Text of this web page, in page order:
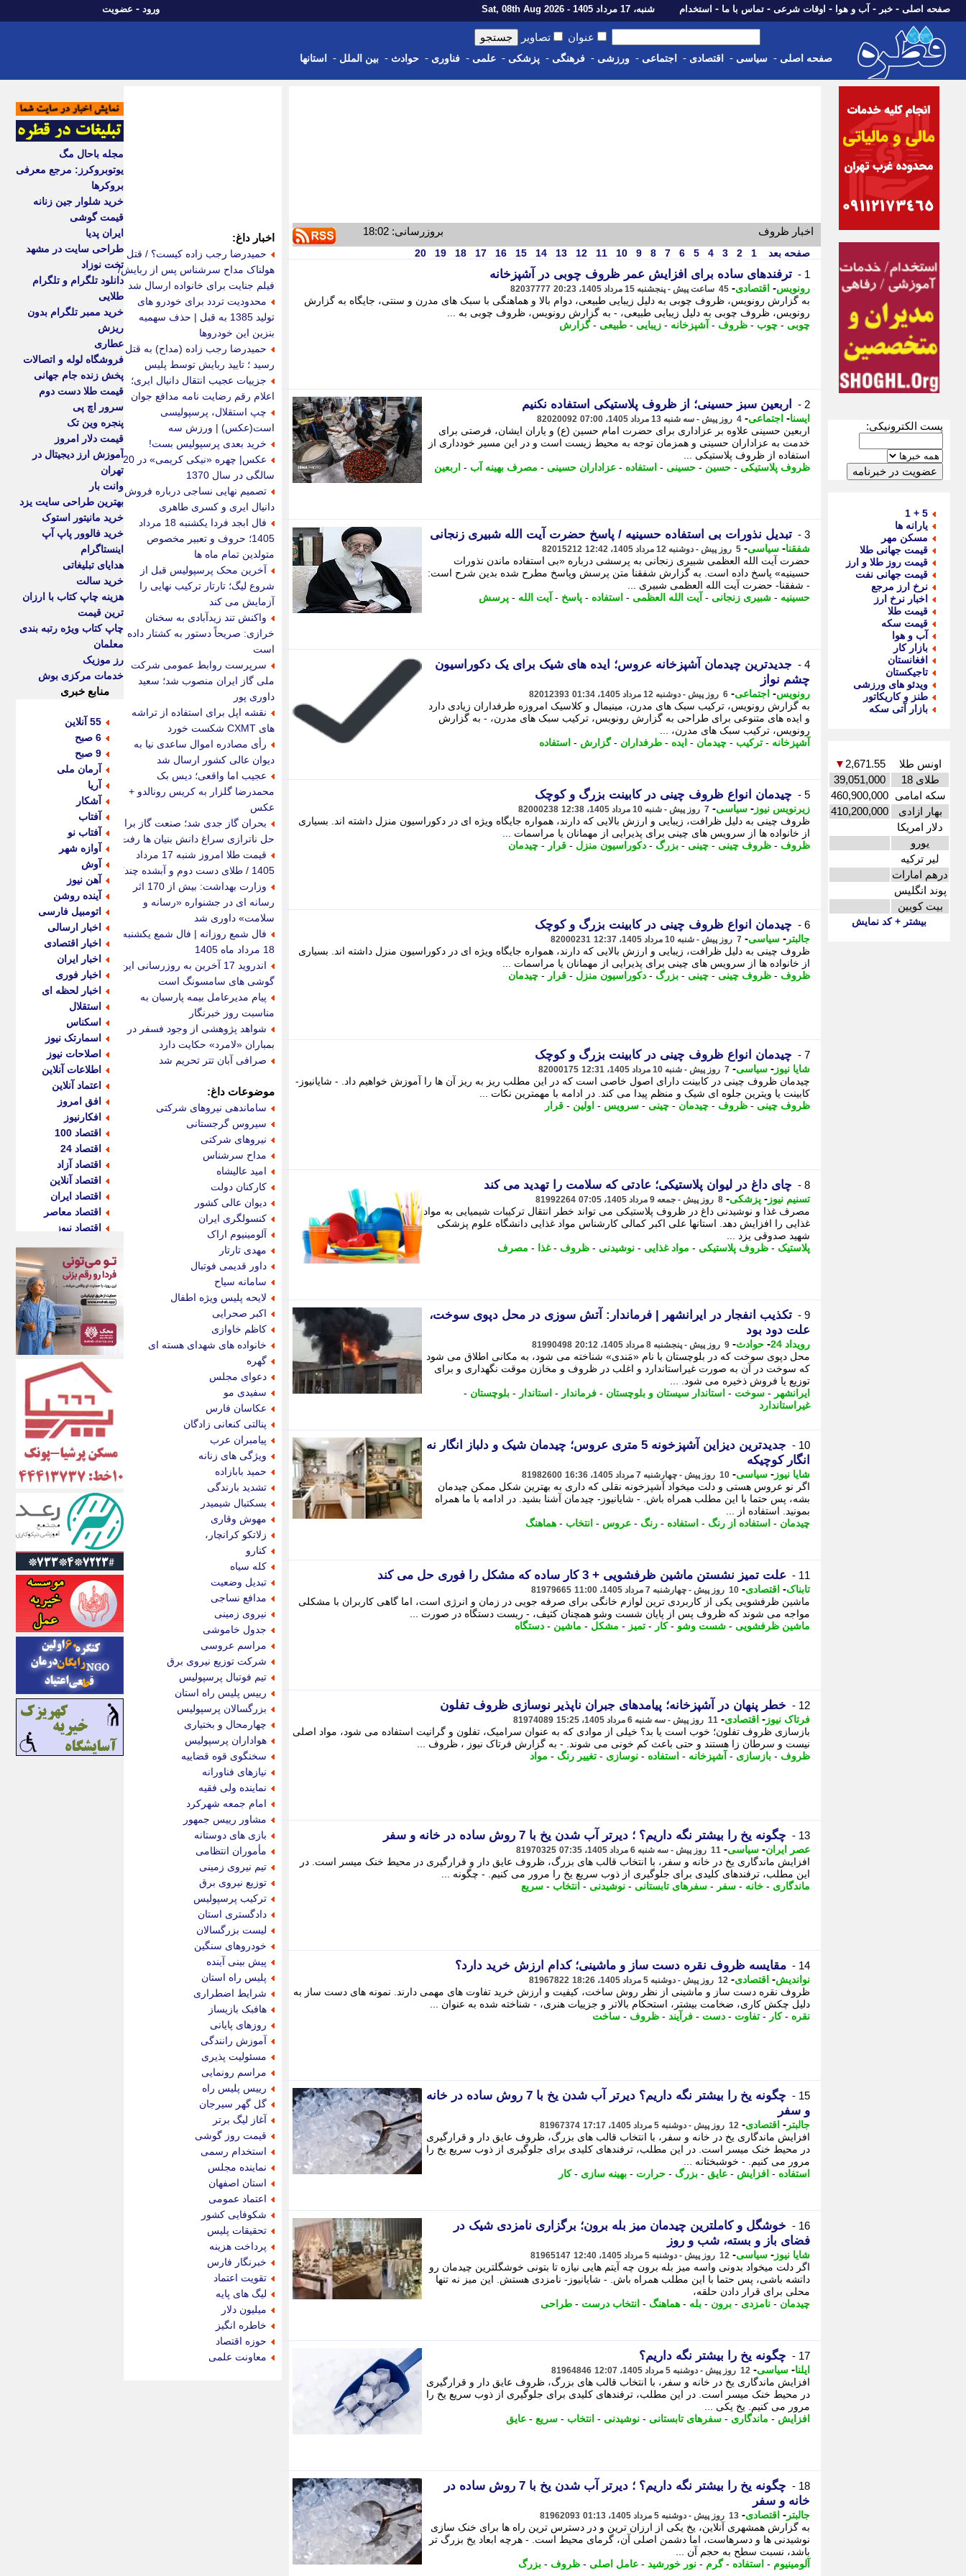
صفحه اصلی - خبر - آب و هوا - اوقات شرعی - تماس با ما - استخدام شنبه، 17 مرداد 1405 - Sat, 08th Aug 2026 ورود - عضویت
عنوان تصاویر
صفحه اصلی - سیاسی - اقتصادی - اجتماعی - ورزشی - فرهنگی - پزشکی - علمی - فناوری - حوادث - بین الملل - استانها
پست الکترونیکی:
5 + 1
یارانه ها
مسکن مهر
قیمت جهانی طلا
قیمت روز طلا و ارز
قیمت جهانی نفت
نرخ ارز مرجع
اخبار نرخ ارز
قیمت طلا
قیمت سکه
آب و هوا
بازار کار
افغانستان
تاجیکستان
ویدئو های ورزشی
طنز و کاریکاتور
بازار آتی سکه
اونس طلا 2,671.55
▼
طلای 18
39,051,000
سکه امامی 460,900,000
بهار ازادی
410,200,000
دلار امریکا
یورو
لیر ترکیه
درهم امارات
پوند انگلیس
بیت کویین
بیشتر + کد نمایش
اخبار ظروف بروزرسانی: 18:02
صفحه بعد 1
2
3
4
5
6
7
8
9
10
11
12
13
14
15
16
17
18
19
20
1 - ترفندهای ساده برای افزایش عمر ظروف چوبی در آشپزخانه
رونویس- اقتصادی- 45 ساعت پیش - پنجشنبه 15 مرداد 1405، 20:23 82037777
به گزارش رونویس، ظروف چوبی به دلیل زیبایی طبیعی، دوام بالا و هماهنگی با سبک های مدرن و سنتی، جایگاه به گزارش
رونویس، ظروف چوبی به دلیل زیبایی طبیعی، - به گزارش رونویس، ظروف چوبی به ...
چوبی - چوب - ظروف - آشپزخانه - زیبایی - طبیعی -گزارش
2 - اربعین سبز حسینی؛ از ظروف پلاستیکی استفاده نکنیم
ایسنا- اجتماعی- 4 روز پیش - سه شنبه 13 مرداد 1405، 07:00 82020092
اربعین حسینی علاوه بر عزاداری برای حضرت امام حسین (ع) و یاران ایشان، فرصتی برای
خدمت به عزاداران حسینی و همزمان توجه به محیط زیست است و در این مسیر خودداری از
استفاده از ظروف پلاستیکی ...
ظروف پلاستیکی - حسین - حسینی - استفاده - عزاداران حسینی - مصرف بهینه آب - اربعین
3 - تبدیل نذورات بی استفاده حسینیه / پاسخ حضرت آیت الله شبیری زنجانی
شفقنا- سیاسی- 5 روز پیش - دوشنبه 12 مرداد 1405، 12:42 82015212
حضرت آیت الله العظمی شبیری زنجانی به پرسشی درباره «بی استفاده ماندن نذورات
حسینیه» پاسخ داده است. به گزارش شفقنا متن پرسش وپاسخ مطرح شده بدین شرح است:
- شفقنا- حضرت آیت الله العظمی شبیری ...
حسینیه - شبیری زنجانی - آیت الله العظمی - استفاده - پاسخ - آیت الله - پرسش
4 -
جدیدترین چیدمان آشپزخانه عروس؛ ایده های شیک برای یک دکوراسیون
چشم نواز
رونویس- اجتماعی- 6 روز پیش - دوشنبه 12 مرداد 1405، 01:34 82012393
به گزارش رونویس، ترکیب سبک های مدرن، مینیمال و کلاسیک امروزه طرفداران زیادی دارد
و ایده های متنوعی برای طراحی به گزارش رونویس، ترکیب سبک های مدرن، - به گزارش
رونویس، ترکیب سبک های مدرن، ...
آشپزخانه - ترکیب - چیدمان - ایده - طرفداران -گزارش - استفاده
5 - چیدمان انواع ظروف چینی در کابینت بزرگ و کوچک
زیرنویس نیوز - سیاسی- 7 روز پیش - شنبه 10 مرداد 1405، 12:38 82000238
ظروف چینی به دلیل ظرافت، زیبایی و ارزش بالایی که دارند، همواره جایگاه ویژه ای در دکوراسیون منزل داشته اند. بسیاری
از خانواده ها از سرویس های چینی برای پذیرایی از مهمانان یا مراسمات ...
ظروف - ظروف چینی - چینی - بزرگ - دکوراسیون منزل - قرار - چیدمان
6 - چیدمان انواع ظروف چینی در کابینت بزرگ و کوچک
جالبتر - سیاسی- 7 روز پیش - شنبه 10 مرداد 1405، 12:37 82000231
ظروف چینی به دلیل ظرافت، زیبایی و ارزش بالایی که دارند، همواره جایگاه ویژه ای در دکوراسیون منزل داشته اند. بسیاری
از خانواده ها از سرویس های چینی برای پذیرایی از مهمانان یا مراسمات ...
ظروف - ظروف چینی - چینی - بزرگ - دکوراسیون منزل - قرار - چیدمان
7 - چیدمان انواع ظروف چینی در کابینت بزرگ و کوچک
شایا نیوز - سیاسی- 7 روز پیش - شنبه 10 مرداد 1405، 12:31 82000175
چیدمان ظروف چینی در کابینت دارای اصول خاصی است که در این مطلب ریز به ریز آن ها را آموزش خواهیم داد. - شایانیوز-
کابینت یا ویترین جلوه ای شیک و منظم پیدا می کند. در ادامه با مهمترین نکات ...
ظروف چینی - ظروف - چیدمان - چینی - سرویس - اولین - قرار
8 - چای داغ در لیوان پلاستیکی؛ عادتی که سلامت را تهدید می کند
تسنیم نیوز - پزشکی- 8 روز پیش - جمعه 9 مرداد 1405، 07:05 81992264
مصرف غذا و نوشیدنی داغ در ظروف پلاستیکی می تواند خطر انتقال ترکیبات شیمیایی به مواد
غذایی را افزایش دهد. استانها علی اکبر کمالی کارشناس مواد غذایی دانشگاه علوم پزشکی
شهید صدوقی یزد ...
پلاستیک - ظروف پلاستیکی - مواد غذایی - نوشیدنی - ظروف -غذا - مصرف
9 -
تکذیب انفجار در ایرانشهر | فرماندار: آتش سوزی در محل دپوی سوخت،
علت دود بود
رویداد 24 - حوادث- 9 روز پیش - پنجشنبه 8 مرداد 1405، 20:12 81990498
محل دپوی سوخت که در بلوچستان با نام «مَندی» شناخته می شود، به مکانی اطلاق می شود
که سوخت در آن به صورت غیراستاندارد و اغلب در ظروف و مخازن موقت نگهداری و برای
توزیع یا فروش ذخیره می شود. ...
ایرانشهر - سوخت - استاندار سیستان و بلوچستان - فرماندار - استاندار - بلوچستان -
غیراستاندارد
10 -
جدیدترین دیزاین آشپزخونه 5 متری عروس؛ چیدمان شیک و دلباز انگار نه
انگار کوچیکه
شایا نیوز - سیاسی- 10 روز پیش - چهارشنبه 7 مرداد 1405، 16:36 81982600
اگر نو عروس هستی و دلت میخواد آشپزخونه نقلی که داری به بهترین شکل ممکن چیدمان
بشه، پس حتما با این مطلب همراه باش. - شایانیوز- چیدمان آشنا بشید. در ادامه با ما همراه
بمونید. استفاده از ...
چیدمان - استفاده از رنگ - استفاده - رنگ - عروس - انتخاب - هماهنگ
11 - علت تمیز نشستن ماشین ظرفشویی + 3 کار ساده که مشکل را فوری حل می کند
تابناک- اقتصادی- 10 روز پیش - چهارشنبه 7 مرداد 1405، 11:00 81979665
ماشین ظرفشویی یکی از کاربردی ترین لوازم خانگی برای صرفه جویی در زمان و انرژی است، اما گاهی کاربران با مشکلی
مواجه می شوند که ظروف پس از پایان شست وشو همچنان کثیف، - ریست دستگاه در صورت ...
ماشین ظرفشویی - شست وشو -کار - تمیز - مشکل - ماشین - دستگاه
12 - خطر پنهان در آشپزخانه؛ پیامدهای جبران ناپذیر نوسازی ظروف تفلون
فرتاک نیوز - اقتصادی- 11 روز پیش - سه شنبه 6 مرداد 1405، 15:25 81974089
بازسازی ظروف تفلون؛ خوب است یا بد؟ خیلی از موادی که به عنوان سرامیک، تفلون و گرانیت استفاده می شود، مواد اصلی
نیست و سرطان زا هستند و حتی باعث کم خونی می شوند. - به گزارش فرتاک نیوز ، ظروف ...
ظروف - بازسازی - آشپزخانه - استفاده - نوسازی - تغییر رنگ - مواد
13 - چگونه یخ را بیشتر نگه داریم؟ ؛ دیرتر آب شدن یخ با 7 روش ساده در خانه و سفر
عصر ایران- سیاسی- 11 روز پیش - سه شنبه 6 مرداد 1405، 07:35 81970325
افزایش ماندگاری یخ در خانه و سفر، با انتخاب قالب های بزرگ، ظروف عایق دار و قرارگیری در محیط خنک میسر است. در
این مطلب، ترفندهای کلیدی برای جلوگیری از ذوب سریع یخ را مرور می کنیم. - چگونه ...
ماندگاری - خانه - سفر - سفرهای تابستانی - نوشیدنی - انتخاب - سریع
14 - مقایسه ظروف نقره دست ساز و ماشینی؛ کدام ارزش خرید دارد؟
نواندیش- اقتصادی- 12 روز پیش - دوشنبه 5 مرداد 1405، 18:26 81967822
ظروف نقره دست ساز و ماشینی از نظر روش ساخت، کیفیت و ارزش خرید تفاوت های مهمی دارند. نمونه های دست ساز به
دلیل چکش کاری، ضخامت بیشتر، استحکام بالاتر و جزییات هنری، - شناخته شده به عنوان ...
نقره -کار - تفاوت - دست - فرآیند - ظروف - ساخت
15 -
چگونه یخ را بیشتر نگه داریم؟ دیرتر آب شدن یخ با 7 روش ساده در خانه
و سفر
جالبتر - اقتصادی- 12 روز پیش - دوشنبه 5 مرداد 1405، 17:17 81967374
افزایش ماندگاری یخ در خانه و سفر، با انتخاب قالب های بزرگ، ظروف عایق دار و قرارگیری
در محیط خنک میسر است. در این مطلب، ترفندهای کلیدی برای جلوگیری از ذوب سریع یخ را
مرور می کنیم. - خوشبختانه ...
استفاده - افزایش - عایق - بزرگ - حرارت - بهینه سازی -کار
16 -
خوشگل و کاملترین چیدمان میز بله برون؛ برگزاری نامزدی شیک در
فضای باز و بسته، شب و روز
شایا نیوز - سیاسی- 12 روز پیش - دوشنبه 5 مرداد 1405، 12:40 81965147
اگر دلت میخواد بدونی واسه میز بله برون چه آیتم هایی نیازه تا بتونی خوشگلترین چیدمان رو
داتشه باشی، پس حتما با این مطلب همراه باش. - شایانیوز- نامزدی هستش. این میز نه تنها
محلی برای قرار دادن حلقه،
چیدمان - نامزدی - برون - بله - هماهنگ - انتخاب درست - طراحی
17 - چگونه یخ را بیشتر نگه داریم؟
ایلنا- سیاسی- 12 روز پیش - دوشنبه 5 مرداد 1405، 12:07 81964846
افزایش ماندگاری یخ در خانه و سفر، با انتخاب قالب های بزرگ، ظروف عایق دار و قرارگیری
در محیط خنک میسر است. در این مطلب، ترفندهای کلیدی برای جلوگیری از ذوب سریع یخ را
مرور می کنیم. یخ یکی ...
افزایش - ماندگاری - سفرهای تابستانی - نوشیدنی - انتخاب - سریع - عایق
18 -
چگونه یخ را بیشتر نگه داریم؟ ؛ دیرتر آب شدن یخ با 7 روش ساده در
خانه و سفر
جالبتر - اقتصادی- 13 روز پیش - دوشنبه 5 مرداد 1405، 01:13 81962093
به گزارش همشهری آنلاین، یخ یکی از ارزان ترین و در دسترس ترین راه ها برای خنک سازی
نوشیدنی ها و دسرهاست، اما دشمن اصلی آن، گرمای محیط است. - هرچه ابعاد یخ بزرگ تر
باشد، نسبت سطح به حجم آن ...
آلومینیوم - استفاده -گرم - نور خورشید - عامل اصلی - ظروف - بزرگ
اخبار داغ:
حمیدرضا رجب زاده کیست؟ / قتل
هولناک مداح سرشناس پس از ربایش/
فیلم جنایت برای خانواده ارسال شد
محدودیت تردد برای خودرو های
تولید 1385 به قبل | حذف سهمیه
بنزین این خودروها
حمیدرضا رجب زاده (مداح) به قتل
رسید ؛ تایید ربایش توسط پلیس
جزییات عجیب انتقال دانیال ایری؛
اعلام رقم رضایت نامه مدافع جوان
چپ استقلال، پرسپولیسی
است(عکس) | ورزش سه
خرید بعدی پرسپولیس بست!
عکس| چهره «نیکی کریمی» در 20
سالگی در سال 1370
تصمیم نهایی نساجی درباره فروش
دانیال ایری و کسری طاهری
فال ابجد فردا یکشنبه 18 مرداد
1405؛ حروف و تعبیر مخصوص
متولدین تمام ماه ها
آخرین محک پرسپولیس قبل از
شروع لیگ؛ تارتار ترکیب نهایی را
آزمایش می کند
واکنش تند زیدآبادی به سخنان
خرازی: صریحاً دستور به کشتار داده
است
سرپرست روابط عمومی شرکت
ملی گاز ایران منصوب شد؛ سعید
داوری پور
نقشه اپل برای استفاده از تراشه
های CXMT شکست خورد
رأی مصادره اموال ساعدی نیا به
دیوان عالی کشور ارسال شد
عجیب اما واقعی؛ دیس بک
محمدرضا گلزار به کریس رونالدو +
عکس
بحران گاز جدی شد؛ صنعت گاز برای
حل ناترازی سراغ دانش بنیان ها رفت
قیمت طلا امروز شنبه 17 مرداد
1405 / طلای دست دوم و آبشده چند؟
وزارت بهداشت: بیش از 170 اثر
رسانه ای در جشنواره «رسانه و
سلامت» داوری شد
فال شمع روزانه | فال شمع یکشنبه
18 مرداد ماه 1405
اندروید 17 آخرین به روزرسانی این
گوشی های سامسونگ است
پیام مدیرعامل بیمه پارسیان به
مناسبت روز خبرنگار
شواهد پژوهشی از وجود فسفر در
بمباران «لامرد» حکایت دارد
صرافی آبان تتر تحریم شد
موضوعات داغ:
ساماندهی نیروهای شرکتی
سیروس گرجستانی
نیروهای شرکتی
مداح سرشناس
امید عالیشاه
کارکنان دولت
دیوان عالی کشور
کنسولگری ایران
آلومینیوم اراک
مهدی تارتار
داور قدیمی فوتبال
سامانه سیاح
لایحه پلیس ویژه اطفال
اکبر صحرایی
کاظم خاوازی
خانواده های شهدای هسته ای
گهره
دعوای مجلس
سفیدی مو
عکاسان فارس
پنالتی کنعانی زادگان
پیامبران عرب
ویژگی های زنانه
حمید بابازاده
تشدید بارندگی
بسکتبال شیمیدر
مهوش وقاری
زلاتکو کرانچار،
کنارو
کله سیاه
تبدیل وضعیت
مدافع نساجی
نیروی زمینی
جدول خاموشی
مراسم عروسی
شرکت توزیع نیروی برق
تیم فوتبال پرسپولیس
رییس پلیس راه استان
بزرگسالان پرسپولیس
چهارمحال و بختیاری
هواداران پرسپولیس
سخنگوی قوه قضاییه
نیازهای فناورانه
نماینده ولی فقیه
امام جمعه شهرکرد
مشاور رییس جمهور
بازی های دوستانه
مأموران انتظامی
تیم نیروی زمینی
توزیع نیروی برق
ترکیب پرسپولیس
دادگستری استان
لیست بزرگسالان
خودروهای سنگین
پیش بینی آینده
پلیس راه استان
شرایط اضطراری
هافبک بازیساز
روزهای پایانی
آموزش رانندگی
مسئولیت پذیری
مراسم رونمایی
رییس پلیس راه
گل گهر سیرجان
آغاز لیگ برتر
قیمت روز گوشی
استخدام رسمی
نماینده مجلس
استان اصفهان
اعتماد عمومی
شکوفایی کشور
تحقیقات پلیس
پرداخت هزینه
خبرنگار فارس
تقویت اعتماد
لیگ های پایه
میلیون دلار
خاطره انگیز
حوزه اقتصاد
معاونت علمی
مجله باحال مگ
یوتوبروکرز: مرجع معرفی
بروکرها
خرید شلوار جین زنانه
قیمت گوشی
ایران پدیا
طراحی سایت در مشهد
تخت نوزاد
دانلود تلگرام و تلگرام
طلایی
خرید ممبر تلگرام بدون
ریزش
عطاری
فروشگاه لوله و اتصالات
پخش زنده جام جهانی
قیمت طلا دست دوم
سرور اچ پی
پنجره وین تک
قیمت دلار امروز
آموزش ارز دیجیتال در
تهران
وانت بار
بهترین طراحی سایت یزد
خرید مانیتور استوک
خرید فالوور پاپ آپ
اینستاگرام
هدایای تبلیغاتی
خرید سالت
هزینه چاپ کتاب با ارزان
ترین قیمت
چاپ کتاب ویژه رتبه بندی
معلمان
رز موزیک
خدمات مرکزی بوش
منابع خبری
55 آنلاین
6 صبح
9 صبح
آرمان ملی
آریا
آشکار
آفتاب
آفتاب نو
آوازه شهر
آوش
آهن نیوز
آینده روشن
اتومبیل فارسی
اخبار ارسالی
اخبار اقتصادی
اخبار ایران
اخبار فوری
اخبار لحظه ای
استقلال
اسکناس
اسمارتک نیوز
اصلاحات نیوز
اطلاعات آنلاین
اعتماد آنلاین
افق امروز
افکارنیوز
اقتصاد 100
اقتصاد 24
اقتصاد آزاد
اقتصاد آنلاین
اقتصاد ایران
اقتصاد معاصر
اقتصاد نیوز
اکوفارس
اکونگار
اکونیوز
الف
انتشار آنلاین
اندیشه قرن
اندیشه معاصر
اندیشه ها
انرژی پرس
ای استخدام
ایتنا
ایراف
ایران آرت
ایران آنلاین
ایران زندگی
ایران فوری
ایرانی روز
ایرانیتال
ایرنا
ایسکانیوز
ایسنا
ایکنا
ایلنا
اینتیتر
ایونا نیوز
بازتاب آنلاین
باشگاه خبرنگاران
باغستان نیوز
بامبوک
ببین و بخون
بدینسان
بنکر